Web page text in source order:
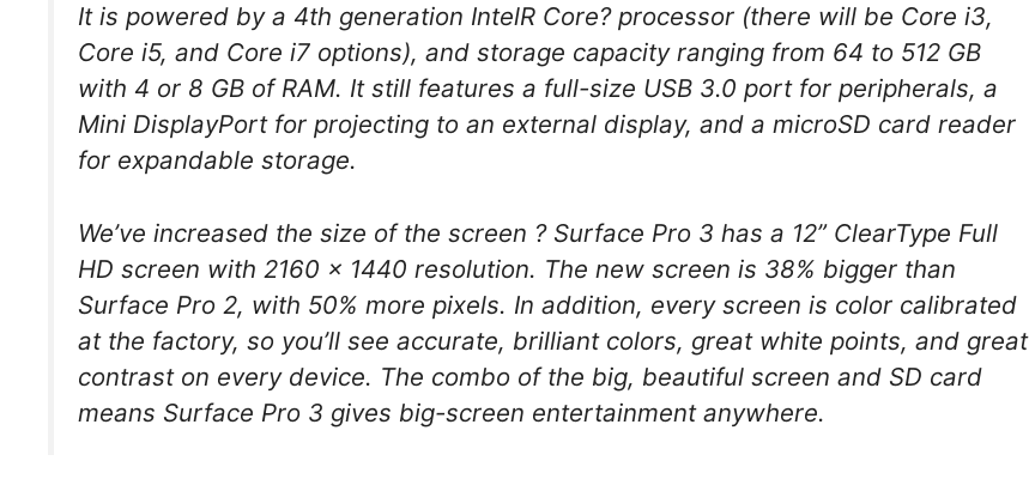
It is powered by a 4th generation IntelR Core? processor (there will be Core i3,
Core i5, and Core i7 options), and storage capacity ranging from 64 to 512 GB
with 4 or 8 GB of RAM. It still features a full-size USB 3.0 port for peripherals, a
Mini DisplayPort for projecting to an external display, and a microSD card reader
for expandable storage.
We’ve increased the size of the screen ? Surface Pro 3 has a 12” ClearType Full
HD screen with 2160 x 1440 resolution. The new screen is 38% bigger than
Surface Pro 2, with 50% more pixels. In addition, every screen is color calibrated
at the factory, so you’ll see accurate, brilliant colors, great white points, and great
contrast on every device. The combo of the big, beautiful screen and SD card
means Surface Pro 3 gives big-screen entertainment anywhere.